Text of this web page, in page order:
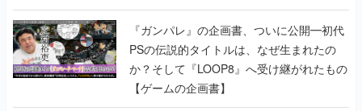
書】
『ガンパレ』の企画書、ついに公開━初代
PSの伝説的タイトルは、なぜ生まれたの
か？そして『LOOP8』へ受け継がれたもの
【ゲームの企画書】